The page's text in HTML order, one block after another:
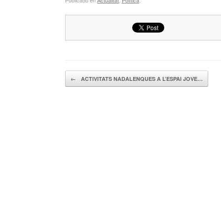
Navegador de artículos
← ACTIVITATS NADALENQUES A L’ESPAI JOVE…